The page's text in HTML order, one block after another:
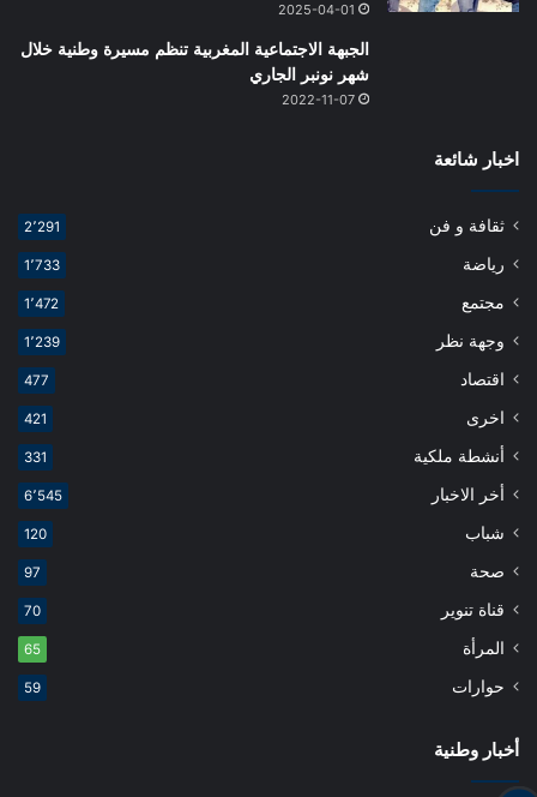
2025-04-01
الجبهة الاجتماعية المغربية تنظم مسيرة وطنية خلال
شهر نونبر الجاري
2022-11-07
اخبار شائعة
ثقافة و فن 2٬291
رياضة 1٬733
مجتمع 1٬472
وجهة نظر 1٬239
اقتصاد 477
اخرى 421
أنشطة ملكية 331
أخر الاخبار 6٬545
شباب 120
صحة 97
قناة تنوير 70
المرأة 65
حوارات 59
أخبار وطنية